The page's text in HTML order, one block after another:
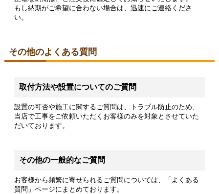
もし納期がご希望に合わない場合は、迅速にご連絡くださ
い。
その他のよくある質問
取付方法や設置についてのご質問
設置の可否や施工に関するご質問は、トラブル防止のため、
当店で工事をご依頼いただくお客様のみを対象とさせていた
だいております。
その他の一般的なご質問
お客様から頻繁に寄せられるご質問については、「よくある
質問」ページにまとめております。